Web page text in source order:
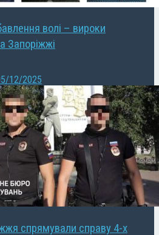
волі – вироки
Запоріжжі
12/2025
спрямували справу 4-х